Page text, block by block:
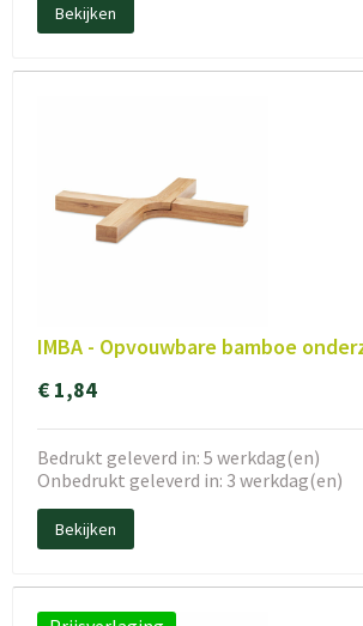
Bekijken
IMBA - Opvouwbare bamboe
€ 1,84
Bedrukt geleverd in: 5 werkdag(en)
Onbedrukt geleverd in: 3 werkdag(en)
Bekijken